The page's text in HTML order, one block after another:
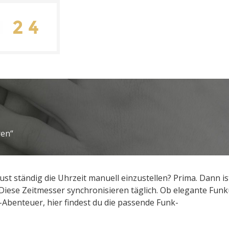
ständig die Uhrzeit manuell einzustellen? Prima. Dann
Zeitmesser synchronisieren täglich. Ob elegante
hier findest du die passende Funk-